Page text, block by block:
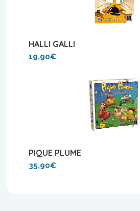
HALLI GALLI
19,90€
PIQUE PLUME
35,90€